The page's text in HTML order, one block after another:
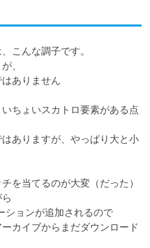
こんな調子です。
、
ありません
ちょいスカトロ要素がある点
ありますが、やっぱり大と小
を当てるのが大変（だった）
ションが追加されるので
カイブからまだダウンロード